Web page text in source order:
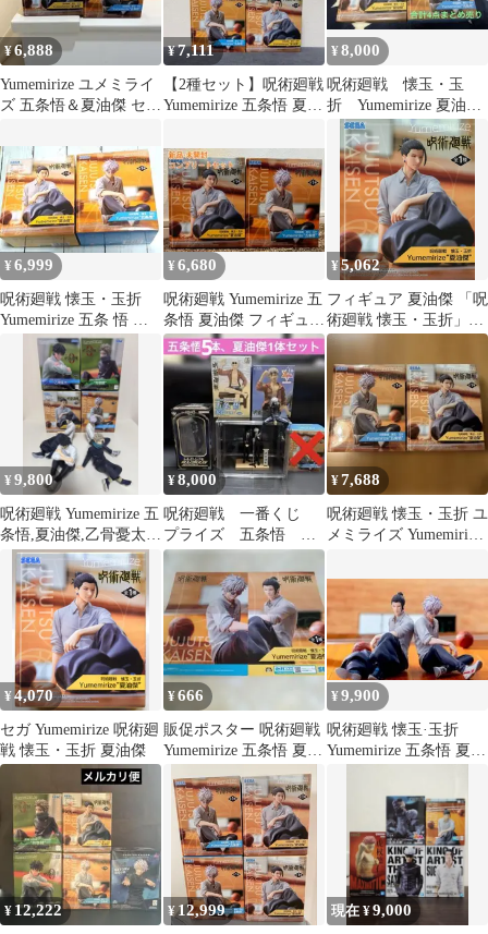
¥6,888
Yumemirize ユメミライ
ズ 五条悟＆夏油傑 セッ
¥7,111
【2種セット】呪術廻戦
Yumemirize 五条悟 夏油
¥8,000
呪術廻戦 懐玉・玉
折 Yumemirize 夏油
傑 五条悟 フィギュ
ア ラウワン
¥6,999
呪術廻戦 懐玉・玉折
Yumemirize 五条 悟 夏
油 傑 2種セット
¥6,680
呪術廻戦 Yumemirize 五
条悟 夏油傑 フィギュア
２種コンプセット
¥5,062
フィギュア 夏油傑 「呪
術廻戦 懐玉・玉折」
Yumemirize“夏油
傑”【14日以内発送】
¥9,800
呪術廻戦 Yumemirize 五
条悟,夏油傑,乙骨憂太,
狗巻棘 懐玉•玉折
¥8,000
呪術廻戦 一番くじ
プライズ 五条悟 夏
油傑 フィギュア ま
とめ売り 高専 教祖
¥7,688
呪術廻戦 懐玉・玉折 ユ
メミライズ Yumemirize
¥4,070
セガ Yumemirize 呪術廻
戦 懐玉・玉折 夏油傑
¥666
販促ポスター 呪術廻戦
Yumemirize 五条悟 夏油
¥9,900
呪術廻戦 懐玉·玉折
Yumemirize 五条悟 夏油
¥ 12,222 ¥12,999 現在 ¥9,000